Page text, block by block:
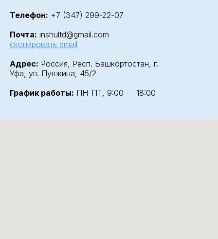
Телефон: +7 (347) 299-22-07
Почта: inshultd@gmail.com
скопировать email
Адрес: Россия, Респ. Башкортостан, г.
Уфа, ул. Пушкина, 45/2
График работы: ПН-ПТ, 9:00 — 18:00